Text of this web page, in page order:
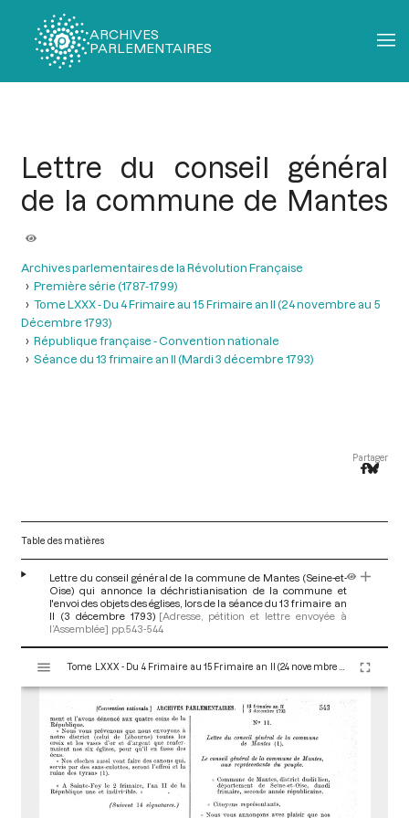
ARCHIVES
PARLEMENTAIRES
Lettre du conseil général
de la commune de Mantes
Archives parlementaires de la Révolution Française
Première série (1787-1799)
Tome LXXX - Du 4 Frimaire au 15 Frimaire an II (24 novembre au 5
Décembre 1793)
République française - Convention nationale
Séance du 13 frimaire an II (Mardi 3 décembre 1793)
Partager
Table des matières
Lettre du conseil général de la commune de Mantes (Seine-et-
Oise) qui annonce la déchristianisation de la commune et
l'envoi des objets des églises, lors de la séance du 13 frimaire an
II (3 décembre 1793) [Adresse, pétition et lettre envoyée à
l’Assemblée] pp.543-544
s